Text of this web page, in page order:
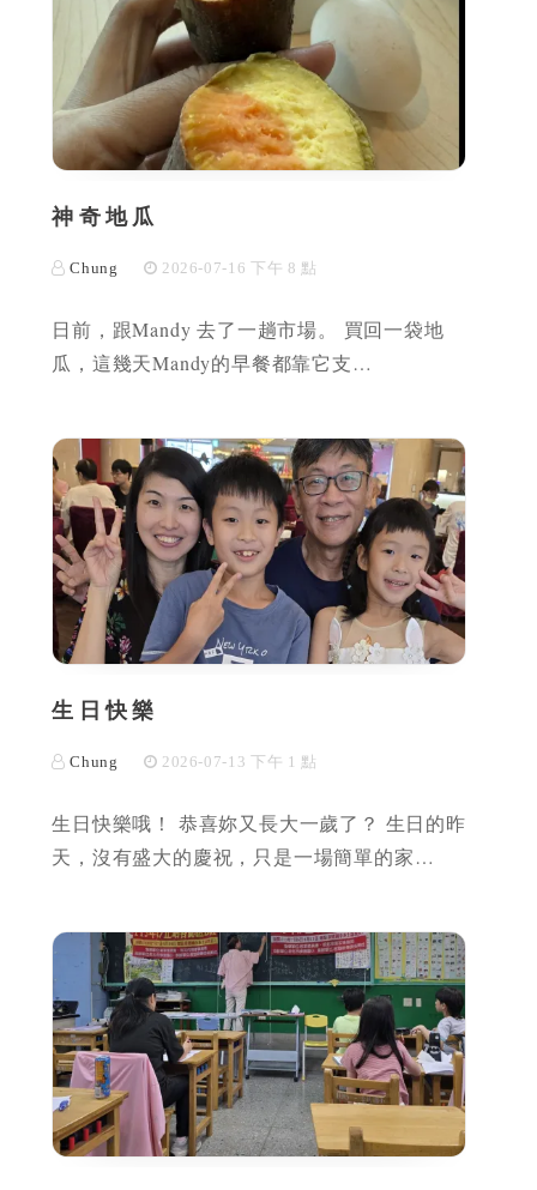
神奇地瓜
Chung 2026-07-16 下午 8 點
日前，跟Mandy 去了一趟市場。 買回一袋地
瓜，這幾天Mandy的早餐都靠它支…
生日快樂
Chung 2026-07-13 下午 1 點
生日快樂哦！ 恭喜妳又長大一歲了？ 生日的昨
天，沒有盛大的慶祝，只是一場簡單的家…